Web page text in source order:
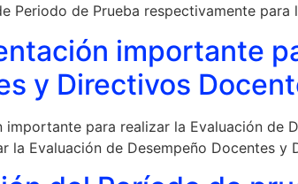
Periodo de Prueba respectivamente
importante
y Directivos
importante para realizar la Evaluación de
la Evaluación de Desempeño Docentes y